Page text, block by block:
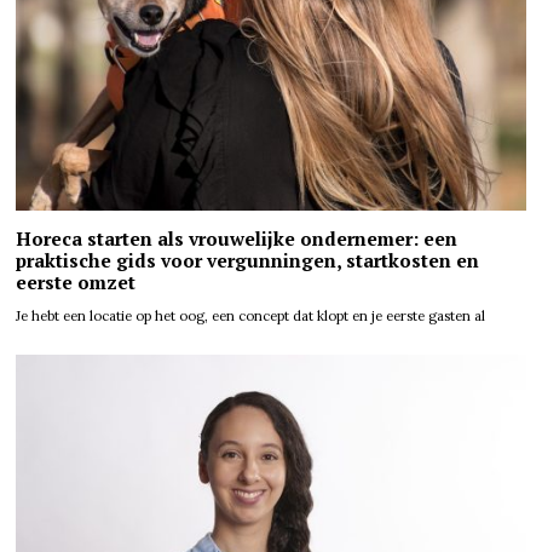
Horeca starten als vrouwelijke ondernemer: een
praktische gids voor vergunningen, startkosten en
eerste omzet
Je hebt een locatie op het oog, een concept dat klopt en je eerste gasten al